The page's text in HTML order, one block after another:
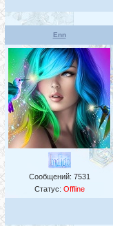
Enn
Сообщений: 7531
Статус: Offline